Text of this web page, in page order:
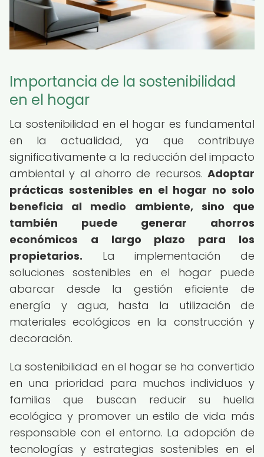
Importancia de la sostenibilidad
en el hogar
La sostenibilidad en el hogar es fundamental
en la actualidad, ya que contribuye
significativamente a la reducción del impacto
ambiental y al ahorro de recursos. Adoptar
prácticas sostenibles en el hogar no solo
beneficia al medio ambiente, sino que
también puede generar ahorros
económicos a largo plazo para los
propietarios. La implementación de
soluciones sostenibles en el hogar puede
abarcar desde la gestión eficiente de
energía y agua, hasta la utilización de
materiales ecológicos en la construcción y
decoración.
La sostenibilidad en el hogar se ha convertido
en una prioridad para muchos individuos y
familias que buscan reducir su huella
ecológica y promover un estilo de vida más
responsable con el entorno. La adopción de
tecnologías y estrategias sostenibles en el